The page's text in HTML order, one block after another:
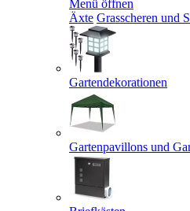
Menü öffnen
Äxte Grasscheren und
Gartendekorationen
Gartenpavillons und